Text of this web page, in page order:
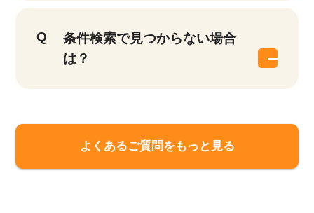
条件検索で見つからない場合
は？
よくあるご質問をもっと見る